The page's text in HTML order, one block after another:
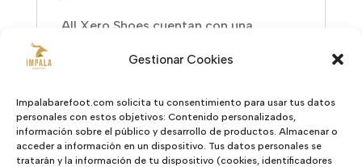
Gestionar Cookies
Impalabarefoot.com solicita tu consentimiento para usar tus datos
personales con estos objetivos: Contenido personalizados,
información sobre el público y desarrollo de productos. Almacenar o
acceder a información en un dispositivo. Tus datos personales se
tratarán y la información de tu dispositivo (cookies, identificadores
All Xero Shoes cuentan con una
para una postura correcta, un diseño
bajo hasta el suelo para un equilibrio y
una agilidad perfectos, y una suela